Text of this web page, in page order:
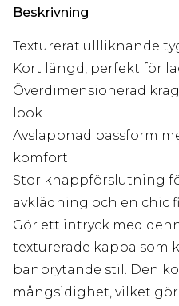
Beskrivning
Texturerat ullliknande
Kort längd, perfekt för
Överdimensionerad
look
Avslappnad passform
komfort
Stor knappförslutning
avklädning och en chic
Gör ett intryck med
texturerade kappa som
banbrytande stil. Den
mångsidighet, vilket